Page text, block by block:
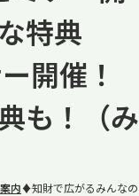
特典
開催！
も！（み
内♦知財で広がるみんな